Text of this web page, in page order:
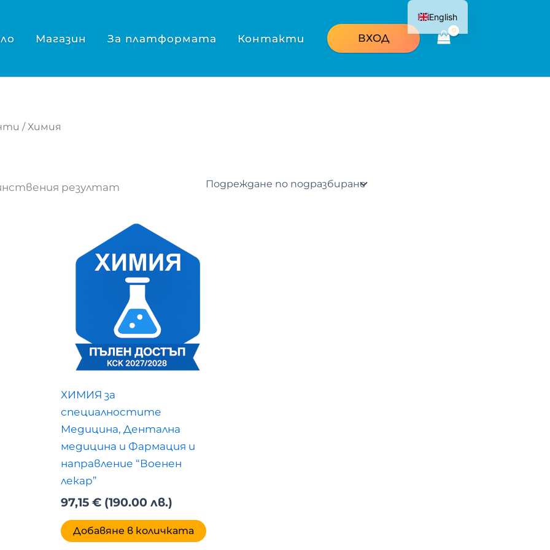
Магазин За платформата Контакти ВХОД
/ Химия
резултат
ХИМИЯ за
специалностите
Медицина, Дентална
медицина и Фармация и
направление “Военен
лекар”
97,15 € (190.00 лв.)
Добавяне в количката
English